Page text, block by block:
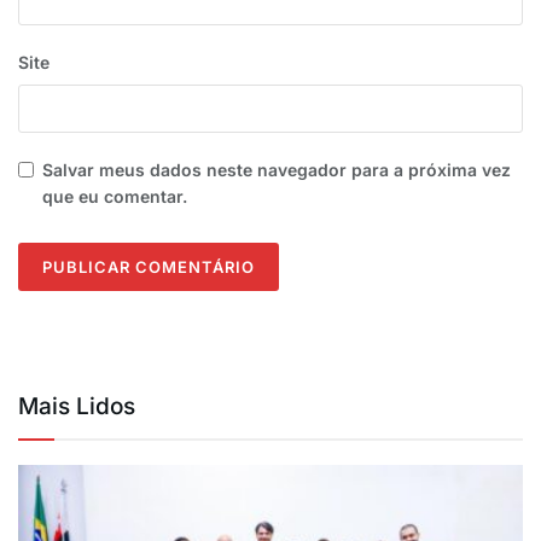
Site
Salvar meus dados neste navegador para a próxima vez
que eu comentar.
Mais Lidos